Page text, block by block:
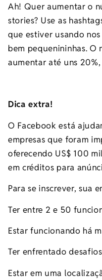
Ah! Quer aumentar o
stories? Use as
que estiver usando
bem pequenininhas. O
aumentar até uns
Dica extra!
O Facebook está
empresas que foram
oferecendo US$ 100
em créditos para
Para se inscrever, sua
Ter entre 2 e 50
Estar funcionando há
Ter enfrentado
Estar em uma